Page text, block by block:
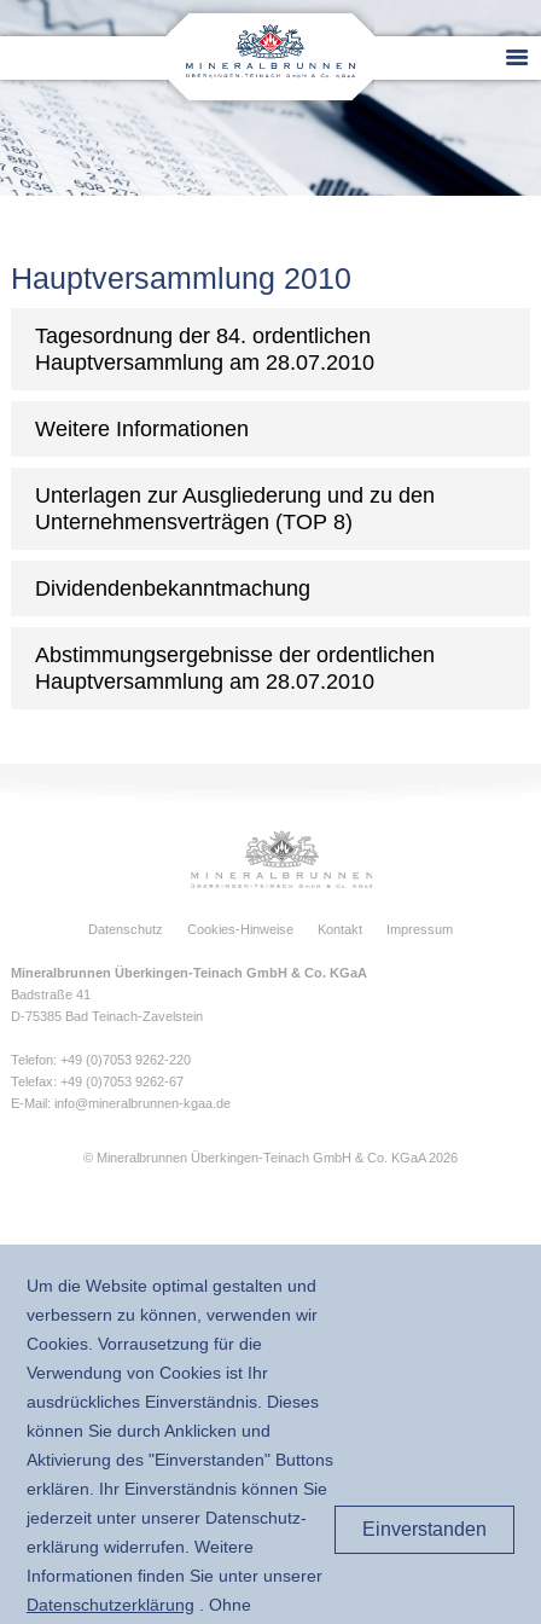
Hauptversammlung 2010
Tagesordnung der 84. ordentlichen
Hauptversammlung am 28.07.2010
Weitere Informationen
Unterlagen zur Ausgliederung und zu den
Unternehmensverträgen (TOP 8)
Dividendenbekanntmachung
Abstimmungsergebnisse der ordentlichen
Hauptversammlung am 28.07.2010
Datenschutz Cookies-Hinweise Kontakt Impressum
Mineralbrunnen Überkingen-Teinach GmbH & Co. KGaA
Badstraße 41
D-75385 Bad Teinach-Zavelstein
Telefon: +49 (0)7053 9262-220
Telefax: +49 (0)7053 9262-67
E-Mail: info@mineralbrunnen-kgaa.de
© Mineralbrunnen Überkingen-Teinach GmbH & Co. KGaA 2026
Um die Website optimal gestalten und
verbessern zu können, verwenden wir
Cookies. Vorrausetzung für die
Verwendung von Cookies ist Ihr
ausdrückliches Einverständnis. Dieses
können Sie durch Anklicken und
Aktivierung des "Einverstanden" Buttons
erklären. Ihr Einverständnis können Sie
jederzeit unter unserer Daten­schutz­
erklärung widerrufen. Weitere
Informationen finden Sie unter unserer
Daten­schutz­erklärung . Ohne
Einverstanden